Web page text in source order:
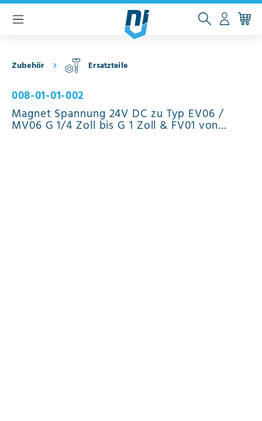
springen
Zubehör Ersatzteile
008-01-01-002
Magnet Spannung 24V DC zu Typ EV06 /
MV06 G 1/4 Zoll bis G 1 Zoll & FV01 von